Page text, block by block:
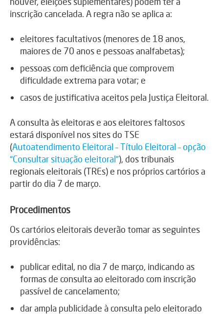
inscrição cancelada. A regra não se aplica a:
eleitores facultativos (menores de 18 anos,
maiores de 70 anos e pessoas analfabetas);
pessoas com deficiência que comprovem
dificuldade extrema para votar; e
casos de justificativa aceitos pela Justiça Eleitoral.
A consulta às eleitoras e aos eleitores faltosos
estará disponível nos sites do TSE
(Autoatendimento Eleitoral – Título Eleitoral – opção
“Consultar situação eleitoral”), dos tribunais
regionais eleitorais (TREs) e nos próprios cartórios a
partir do dia 7 de março.
Procedimentos
Os cartórios eleitorais deverão tomar as seguintes
providências:
publicar edital, no dia 7 de março, indicando as
formas de consulta ao eleitorado com inscrição
passível de cancelamento;
dar ampla publicidade à consulta pelo eleitorado